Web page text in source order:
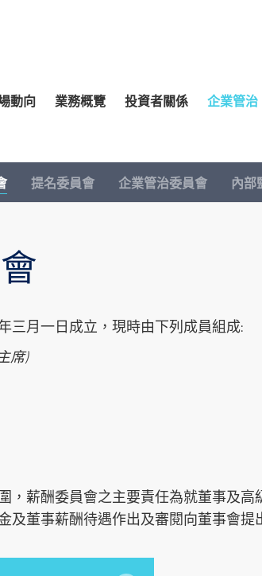
我們
團隊
我們
動向
分析
推介
策略/專題報告
每日股市財經評論
業務概覽
投資產品
券 滬港通及深港通
管理
融資
財務貸款
投資移民
投資者關係
資料
者資訊
股東須知
投資者關係查詢
企業管治
委員會
委員會
企業管治委員會
內部監控
戶口
及收費
方法
交易平台
開戶（建議使用）
開戶
事項
提名委員會 企業管治委員會 內部
三月一日成立，現時由下列成員組成:
席)
，薪酬委員會之主要責任為就董事及
及董事薪酬待遇作出及審閱向董事會提